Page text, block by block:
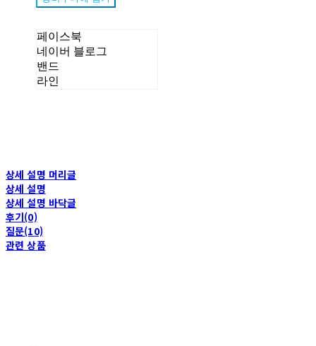
페이스북
네이버 블로그
밴드
라인
상세 설명 머리글
상세 설명
상세 설명 바닥글
후기(0)
질문(10)
관련 상품